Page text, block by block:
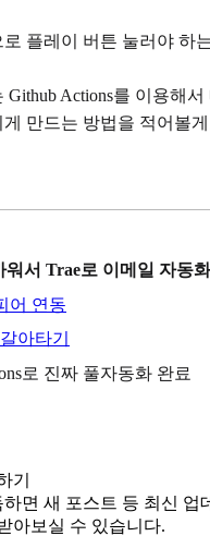
플레이 버튼 눌러야 하
Github Actions를 이용해
만드는 방법을 적어볼
워서 Trae로 이메일 자동화
어 연동
아타기
로 진짜 풀자동화 완료
기
면 새 포스트 등 최신 업
아보실 수 있습니다.